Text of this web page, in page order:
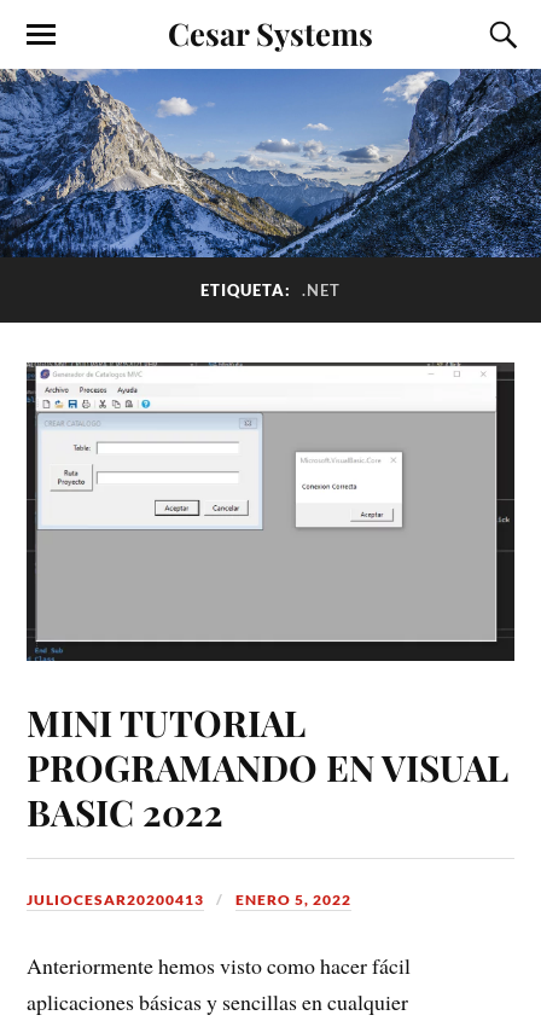
Cesar Systems
ETIQUETA: .NET
MINI TUTORIAL
PROGRAMANDO EN VISUAL
BASIC 2022
JULIOCESAR20200413 ENERO 5, 2022
Anteriormente hemos visto como hacer fácil
aplicaciones básicas y sencillas en cualquier